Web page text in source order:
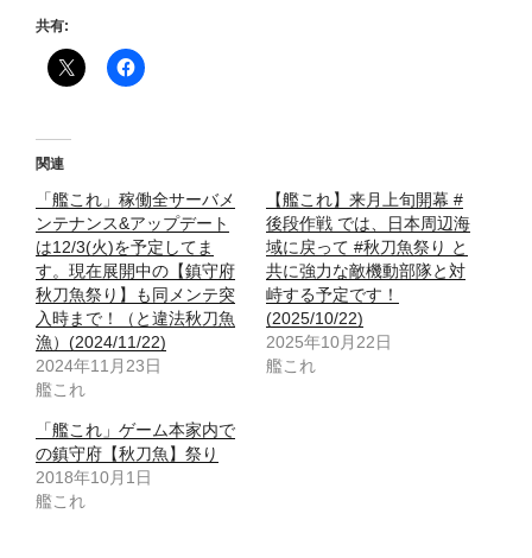
共有:
関連
「艦これ」稼働全サーバメ
ンテナンス&アップデート
は12/3(火)を予定してま
す。現在展開中の【鎮守府
秋刀魚祭り】も同メンテ突
入時まで！（と違法秋刀魚
漁）(2024/11/22)
2024年11月23日
艦これ
【艦これ】来月上旬開幕 #
後段作戦 では、日本周辺海
域に戻って #秋刀魚祭り と
共に強力な敵機動部隊と対
峙する予定です！
(2025/10/22)
2025年10月22日
艦これ
「艦これ」ゲーム本家内で
の鎮守府【秋刀魚】祭り
2018年10月1日
艦これ